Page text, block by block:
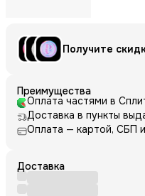
Получите
Преимущества
Оплата частями в
Доставка в пункты
Оплата — картой, СБП
Доставка